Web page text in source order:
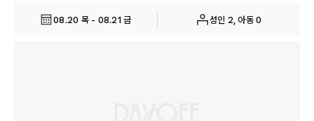
08.20 목 - 08.21 금 성인 2, 아동 0